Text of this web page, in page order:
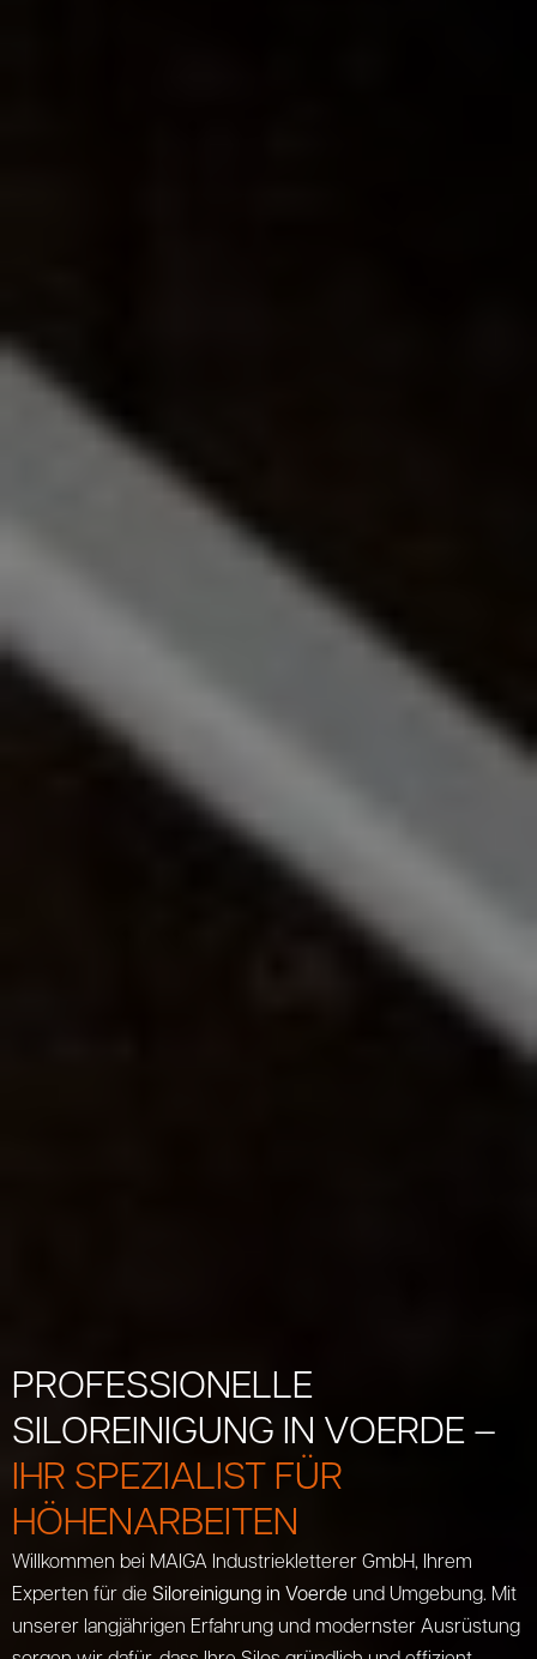
PROFESSIONELLE
SILOREINIGUNG IN VOERDE –
IHR SPEZIALIST FÜR
HÖHENARBEITEN
Willkommen bei MAIGA Industriekletterer GmbH, Ihrem
Experten für die Siloreinigung in Voerde und Umgebung. Mit
unserer langjährigen Erfahrung und modernster Ausrüstung